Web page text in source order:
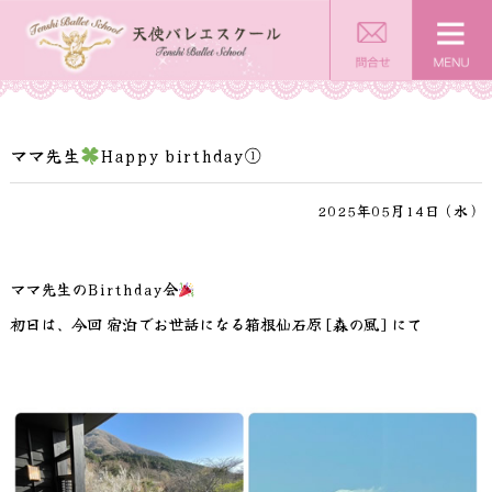
ママ先生 Happy birthday①
2025年05月14日（水）
ママ先生のBirthday会
初日は、今回 宿泊でお世話になる箱根仙石原[森の風]にて